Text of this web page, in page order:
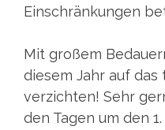
Einschränkungen
Mit großem
diesem Jahr auf das
verzichten! Sehr
den Tagen um den